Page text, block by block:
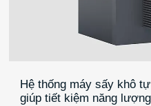
Hệ thống máy sấy khô
giúp tiết kiệm năng lượng